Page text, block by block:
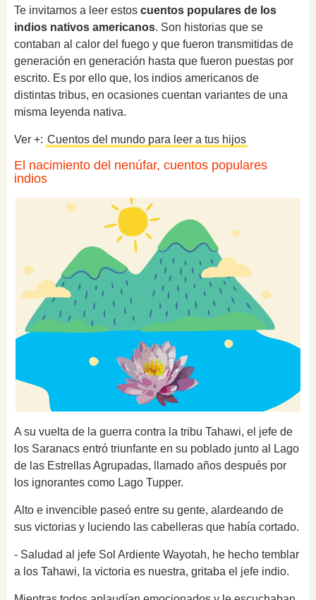
Te invitamos a leer estos cuentos populares de los
indios nativos americanos. Son historias que se
contaban al calor del fuego y que fueron transmitidas de
generación en generación hasta que fueron puestas por
escrito. Es por ello que, los indios americanos de
distintas tribus, en ocasiones cuentan variantes de una
misma leyenda nativa.
Ver +: Cuentos del mundo para leer a tus hijos
El nacimiento del nenúfar, cuentos populares
indios
A su vuelta de la guerra contra la tribu Tahawi, el jefe de
los Saranacs entró triunfante en su poblado junto al Lago
de las Estrellas Agrupadas, llamado años después por
los ignorantes como Lago Tupper.
Alto e invencible paseó entre su gente, alardeando de
sus victorias y luciendo las cabelleras que había cortado.
- Saludad al jefe Sol Ardiente Wayotah, he hecho temblar
a los Tahawi, la victoria es nuestra, gritaba el jefe indio.